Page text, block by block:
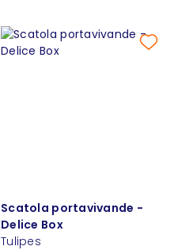
Scatola portavivande -
Delice Box
Tulipes